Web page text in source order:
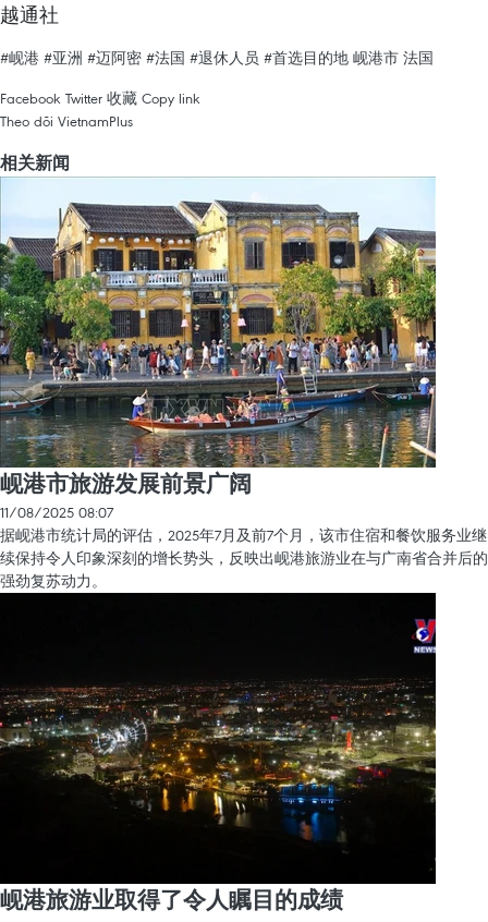
越通社
#岘港 #亚洲 #迈阿密 #法国 #退休人员 #首选目的地 岘港市 法国
Facebook Twitter 收藏 Copy link
Theo dõi VietnamPlus
相关新闻
岘港市旅游发展前景广阔
11/08/2025 08:07
据岘港市统计局的评估，2025年7月及前7个月，该市住宿和餐饮服务业继
续保持令人印象深刻的增长势头，反映出岘港旅游业在与广南省合并后的
强劲复苏动力。
岘港旅游业取得了令人瞩目的成绩